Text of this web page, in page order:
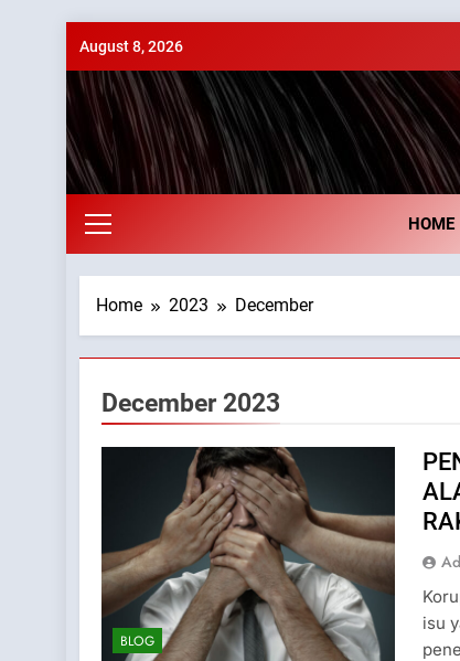
content
August 8, 2026
HOME
Home 2023 December
December 2023
BLOG
isu